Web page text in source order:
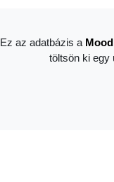
Ez az adatbázis a
töltsön ki egy